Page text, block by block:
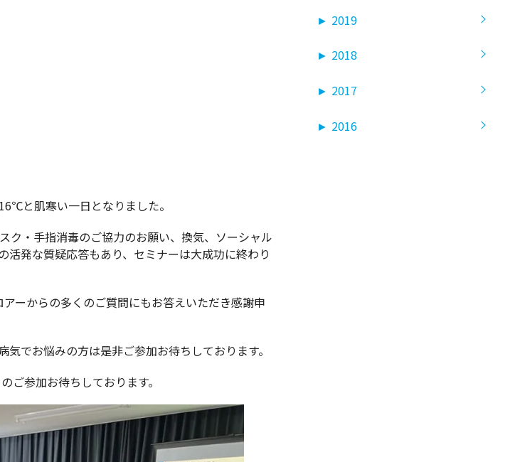
と肌寒い一日となりました。
ク・手指消毒のご協力のお願い、換気、ソーシャル
発な質疑応答もあり、セミナーは大成功に終わり
ーからの多くのご質問にもお答えいただき感謝申
でお悩みの方は是非ご参加お待ちしております。
ご参加お待ちしております。
► 2019
► 2018
► 2017
► 2016